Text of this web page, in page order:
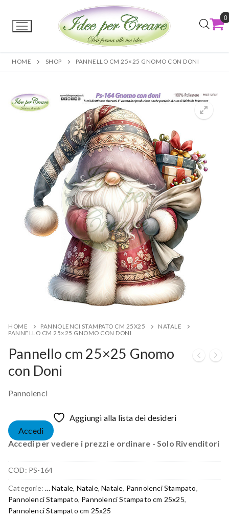
0
HOME SHOP PANNELLO CM 25×25 GNOMO CON DONI
HOME PANNOLENCI STAMPATO CM 25X25
NATALE
PANNELLO CM 25×25 GNOMO CON DONI
Pannello cm 25×25 Gnomo
con Doni
Pannolenci
Aggiungi alla lista dei desideri
Accedi
Accedi per vedere i prezzi e ordinare - Solo Rivenditori
COD: PS-164
Categorie:... Natale, Natale,Natale, Pannolenci Stampato,
Pannolenci Stampato, Pannolenci Stampato cm 25x25,
Pannolenci Stampato cm 25x25